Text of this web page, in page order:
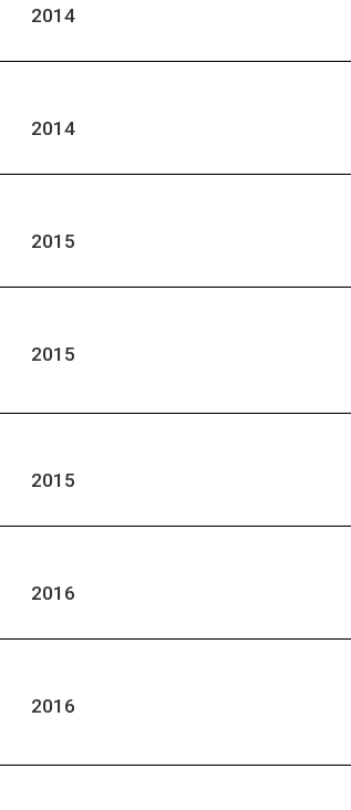
2014
2014
2015
2015
2015
2016
2016